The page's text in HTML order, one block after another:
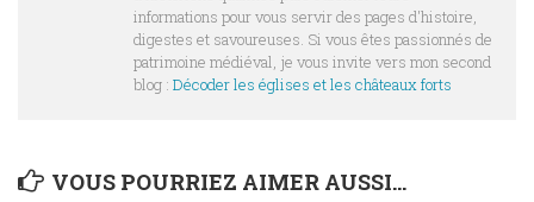
informations pour vous servir des pages d'histoire,
digestes et savoureuses. Si vous êtes passionnés de
patrimoine médiéval, je vous invite vers mon second
blog : Décoder les églises et les châteaux forts
VOUS POURRIEZ AIMER AUSSI...